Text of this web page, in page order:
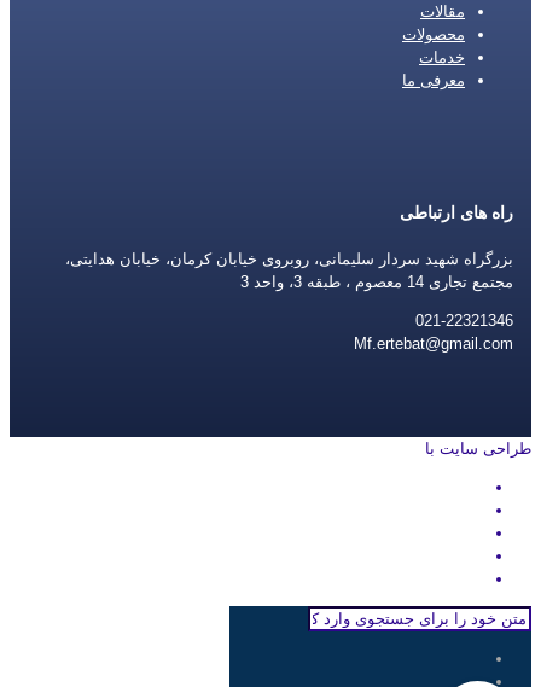
مقالات
محصولات
خدمات
معرفی ما
راه های ارتباطی
بزرگراه شهید سردار سلیمانی، روبروی خیابان کرمان، خیابان هدایتی،
مجتمع تجاری 14 معصوم ، طبقه 3، واحد 3
021-22321346
Mf.ertebat@gmail.com
طراحی سایت با